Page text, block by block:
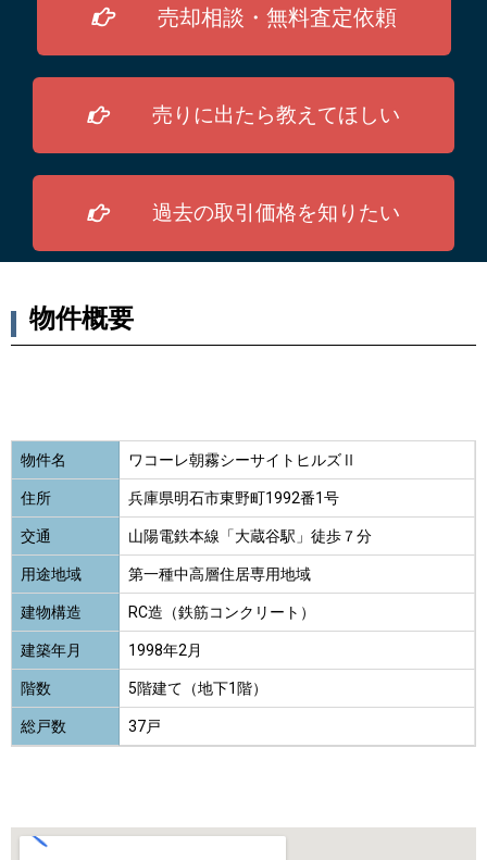
売却相談・無料査定依頼
売りに出たら教えてほしい
過去の取引価格を知りたい
物件概要
物件名 ワコーレ朝霧シーサイトヒルズⅡ
住所 兵庫県明石市東野町1992番1号
交通 山陽電鉄本線「大蔵谷駅」徒歩７分
用途地域 第一種中高層住居専用地域
建物構造 RC造（鉄筋コンクリート）
建築年月 1998年2月
階数 5階建て（地下1階）
総戸数 37戸